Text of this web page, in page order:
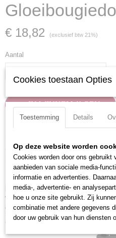
€ 18,82 (exclusief btw 21%)
Aantal
IN WINKELWAGEN
Productcode
30680-04
EAN code
7612206119856
Productcode leverancier
30680-04
Omschrijving
Let op: op de afbeelding wordt de
product is één losse dop uit de
wordt de hele set getoond, het
de getoonde set.
Ook interessant
Cookies toestaan Opties
Toestemming Details
Op deze website worden
Cookies worden door ons gebruikt
aanbieden van sociale media-
informatie en advertenties.
media-, advertentie- en
hoe u onze site gebruikt. Zij
combinatie met andere gegevens
door uw gebruik van hun diensten